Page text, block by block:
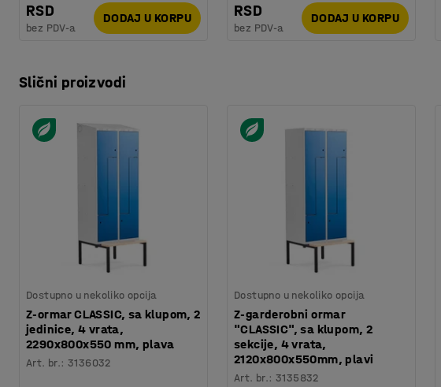
RSD
bez PDV-a
DODAJ U KORPU
RSD
bez PDV-a
DODAJ U KORPU
Slični proizvodi
Dostupno u nekoliko opcija
Z-ormar CLASSIC, sa klupom, 2
jedinice, 4 vrata,
2290x800x550 mm, plava
Art. br.:3136032
Dostupno u nekoliko opcija
Z-garderobni ormar
"CLASSIC", sa klupom, 2
sekcije, 4 vrata,
2120x800x550mm, plavi
Art. br.:3135832